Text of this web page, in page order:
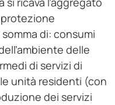
protezione
di: consumi
delle
di servizi di
unità residenti (con
dei servizi